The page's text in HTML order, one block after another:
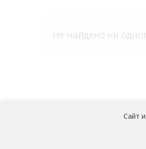
Не найдено ни
Условия обработки и
Сайт